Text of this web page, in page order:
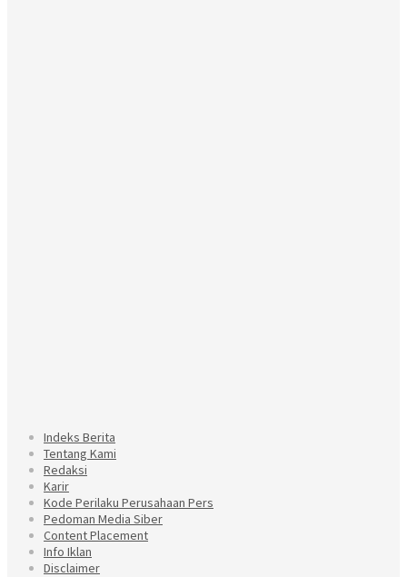
Indeks Berita
Tentang Kami
Redaksi
Karir
Kode Perilaku Perusahaan Pers
Pedoman Media Siber
Content Placement
Info Iklan
Disclaimer